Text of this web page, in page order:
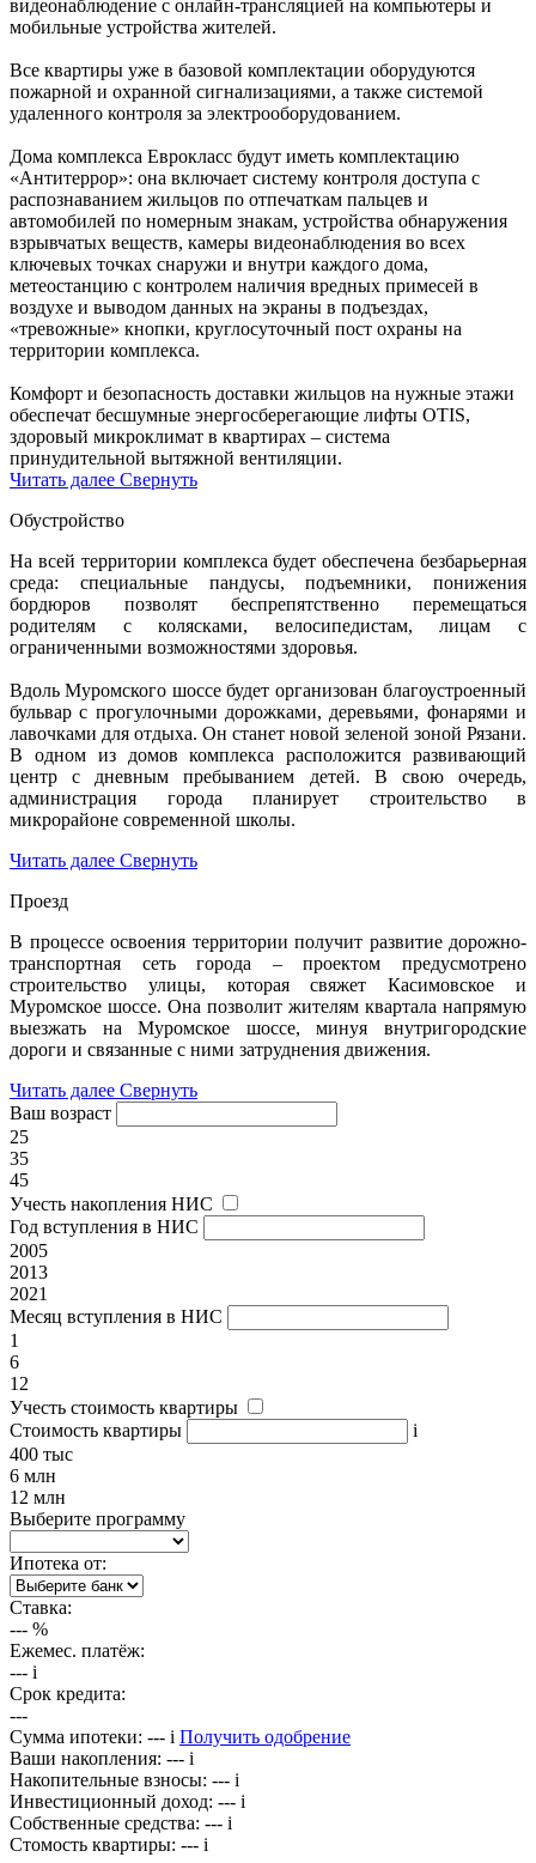
видеонаблюдение с онлайн-трансляцией на компьютеры и
мобильные устройства жителей.
Все квартиры уже в базовой комплектации оборудуются
пожарной и охранной сигнализациями, а также системой
удаленного контроля за электрооборудованием.
Дома комплекса Еврокласс будут иметь комплектацию
«Антитеррор»: она включает систему контроля доступа с
распознаванием жильцов по отпечаткам пальцев и
автомобилей по номерным знакам, устройства обнаружения
взрывчатых веществ, камеры видеонаблюдения во всех
ключевых точках снаружи и внутри каждого дома,
метеостанцию с контролем наличия вредных примесей в
воздухе и выводом данных на экраны в подъездах,
«тревожные» кнопки, круглосуточный пост охраны на
территории комплекса.
Комфорт и безопасность доставки жильцов на нужные этажи
обеспечат бесшумные энергосберегающие лифты OTIS,
здоровый микроклимат в квартирах – система
принудительной вытяжной вентиляции.
Читать далее Свернуть
Обустройство
На всей территории комплекса будет обеспечена безбарьерная
среда: специальные пандусы, подъемники, понижения
бордюров позволят беспрепятственно перемещаться
родителям с колясками, велосипедистам, лицам с
ограниченными возможностями здоровья.
Вдоль Муромского шоссе будет организован благоустроенный
бульвар с прогулочными дорожками, деревьями, фонарями и
лавочками для отдыха. Он станет новой зеленой зоной Рязани.
В одном из домов комплекса расположится развивающий
центр с дневным пребыванием детей. В свою очередь,
администрация города планирует строительство в
микрорайоне современной школы.
Читать далее Свернуть
Проезд
В процессе освоения территории получит развитие дорожно-
транспортная сеть города – проектом предусмотрено
строительство улицы, которая свяжет Касимовское и
Муромское шоссе. Она позволит жителям квартала напрямую
выезжать на Муромское шоссе, минуя внутригородские
дороги и связанные с ними затруднения движения.
Читать далее Свернуть
Ваш возраст
25
35
45
Учесть накопления НИС
Год вступления в НИС
2005
2013
2021
Месяц вступления в НИС
1
6
12
Учесть стоимость квартиры
Стоимость квартиры
i
400 тыс
6 млн
12 млн
Выберите программу
Ипотека от:
Ставка:
--- %
Ежемес. платёж:
--- i
Срок кредита:
---
Сумма ипотеки: --- i Получить одобрение
Ваши накопления: --- i
Накопительные взносы: --- i
Инвестиционный доход: --- i
Собственные средства: --- i
Стомость квартиры: --- i